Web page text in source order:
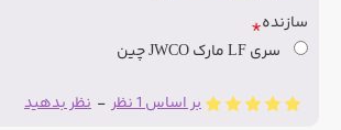
بر اساس 1 نظر - نظر بدهید
سازنده
سری LF مارک JWCO چین